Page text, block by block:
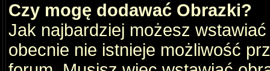
Czy mogę dodawać Obrazki?
Jak najbardziej możesz
obecnie nie istnieje możliwość